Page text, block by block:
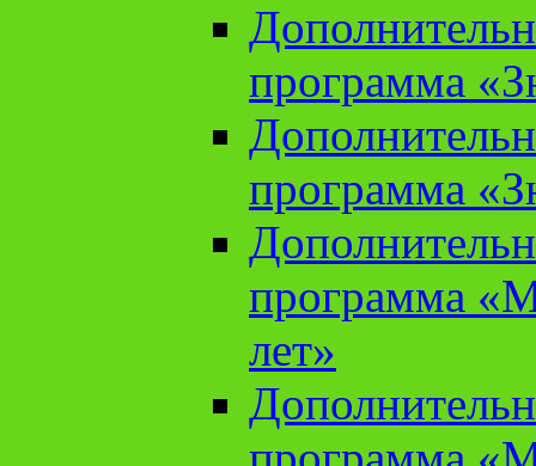
программа
программа
программа
лет»